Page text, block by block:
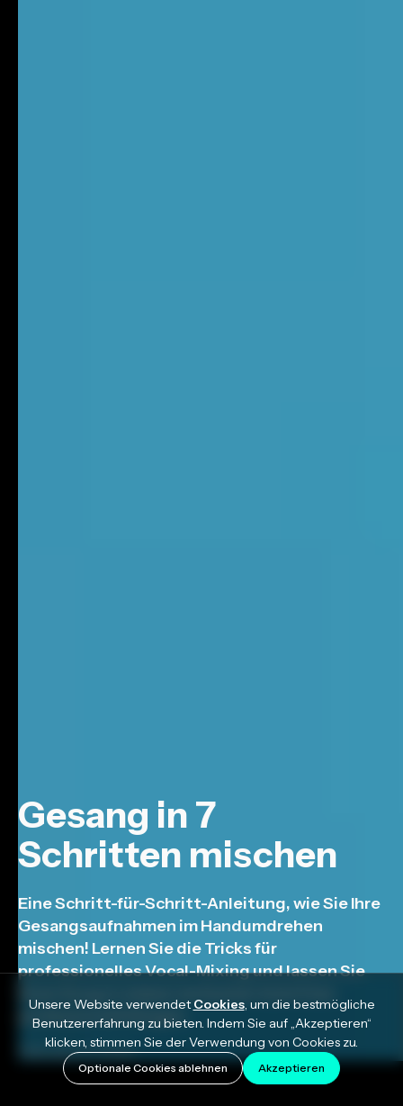
Gesang in 7
Schritten mischen
Eine Schritt-für-Schritt-Anleitung, wie Sie Ihre
Gesangsaufnahmen im Handumdrehen
mischen! Lernen Sie die Tricks für
professionelles Vocal-Mixing und lassen Sie
professionell klingen.
February 21, 2022
Unsere Website verwendetCookies, um die bestmögliche
Benutzererfahrung zu bieten. Indem Sie auf „Akzeptieren“
klicken, stimmen Sie der Verwendung von Cookies zu.
Optionale Cookies ablehnen Akzeptieren